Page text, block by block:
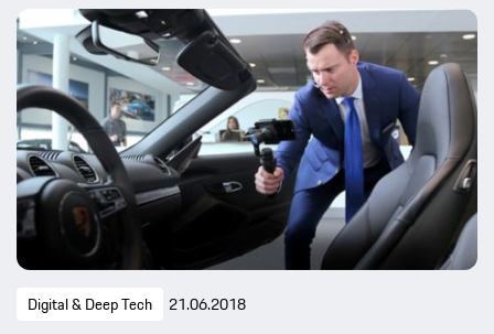
Digital & Deep Tech 21.06.2018